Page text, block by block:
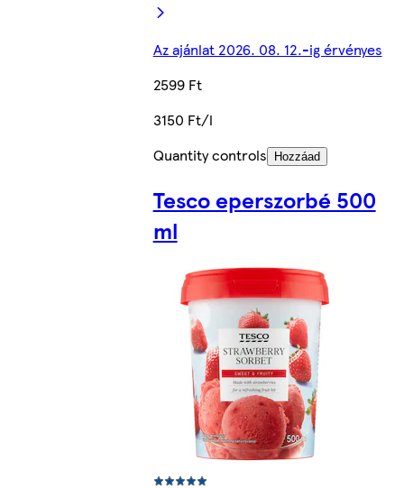
Az ajánlat 2026. 08. 12.-ig érvényes
2599 Ft
3150 Ft/l
Quantity controls
Hozzáad
Tesco eperszorbé 500
ml